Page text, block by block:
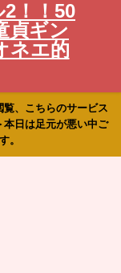
！！50
貞ギン
ネエ的
、こちらのサービス
本日は足元が悪い中ご
。